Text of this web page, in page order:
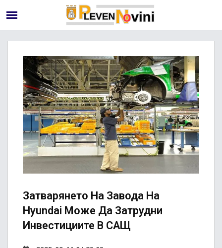
Затварянето На Завода На
Hyundai Може Да Затрудни
Инвестициите В САЩ